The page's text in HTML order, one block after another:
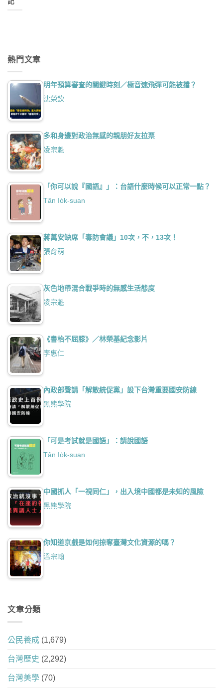
熱門文章
明年預算審查的關鍵時刻／極音速飛彈可能被擋？
沈榮欽
多和身邊對政治無感的親朋好友拉票
凌宗魁
「你可以說『國語』」：台語什麼時候可以正常一點？
Tân Io̍k-suan
蔣萬安缺席「毒防會議」10次，不，13次！
張育萌
灰色地帶混合戰爭時的無感生活態度
凌宗魁
《書枱不屈膝》／林榮基紀念影片
李惠仁
內政部聲請「解散統促黨」設下台灣重要國安防線
黑熊學院
「可是考試就是國語」：請說國語
Tân Io̍k-suan
中國抓人「一視同仁」，出入境中國都是未知的風險
黑熊學院
你知道京戲是如何掠奪臺灣文化資源的嗎？
溫宗翰
文章分類
公民養成 (1,679)
台灣歷史 (2,292)
台灣美學 (70)